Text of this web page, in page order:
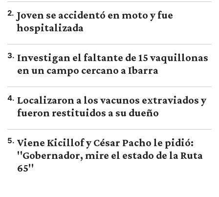
2. Joven se accidentó en moto y fue
hospitalizada
3. Investigan el faltante de 15 vaquillonas
en un campo cercano a Ibarra
4. Localizaron a los vacunos extraviados y
fueron restituidos a su dueño
5. Viene Kicillof y César Pacho le pidió:
"Gobernador, mire el estado de la Ruta
65"